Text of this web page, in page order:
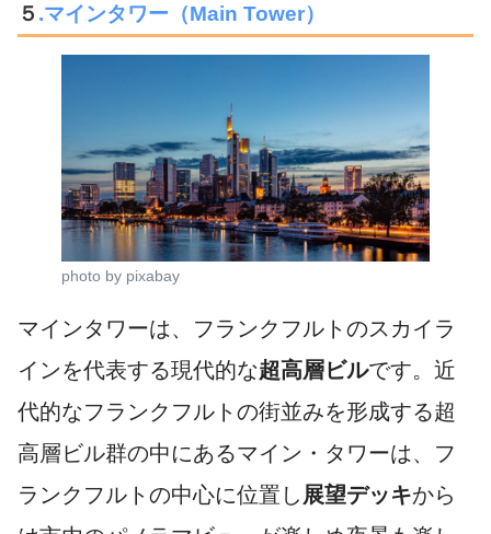
５ .マインタワー（Main Tower）
photo by pixabay
マインタワーは、フランクフルトのスカイラ
インを代表する現代的な超高層ビルです。近
代的なフランクフルトの街並みを形成する超
高層ビル群の中にあるマイン・タワーは、フ
ランクフルトの中心に位置し展望デッキから